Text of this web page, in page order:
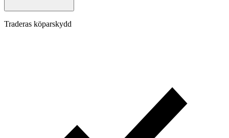
Traderas köparskydd